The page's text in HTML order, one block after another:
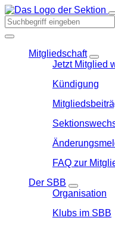
Mitgliedschaft
Jetzt Mitglied
Kündigung
FAQ zur
Der SBB
Organisation
Klubs im SBB